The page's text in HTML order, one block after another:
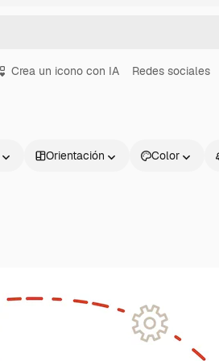
Crea un icono con IA Redes sociales
Orientación Color
Información útil